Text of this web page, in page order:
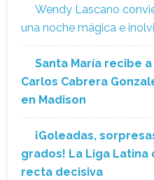
Wendy Lascano
una noche mágica e
Santa María recibe
Carlos Cabrera
en Madison
¡Goleadas,
grados! La Liga Latina
recta decisiva